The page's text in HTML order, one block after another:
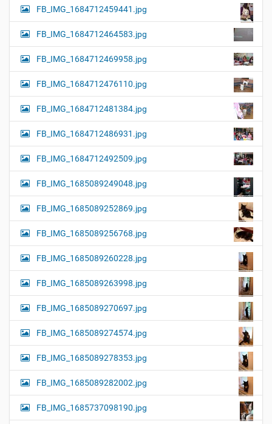
FB_IMG_1684712459441.jpg
FB_IMG_1684712464583.jpg
FB_IMG_1684712469958.jpg
FB_IMG_1684712476110.jpg
FB_IMG_1684712481384.jpg
FB_IMG_1684712486931.jpg
FB_IMG_1684712492509.jpg
FB_IMG_1685089249048.jpg
FB_IMG_1685089252869.jpg
FB_IMG_1685089256768.jpg
FB_IMG_1685089260228.jpg
FB_IMG_1685089263998.jpg
FB_IMG_1685089270697.jpg
FB_IMG_1685089274574.jpg
FB_IMG_1685089278353.jpg
FB_IMG_1685089282002.jpg
FB_IMG_1685737098190.jpg